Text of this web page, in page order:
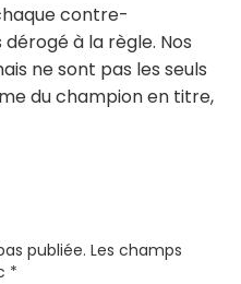
contre-
à la règle. Nos
ne sont pas les seuls
du champion en titre,
publiée. Les champs
*